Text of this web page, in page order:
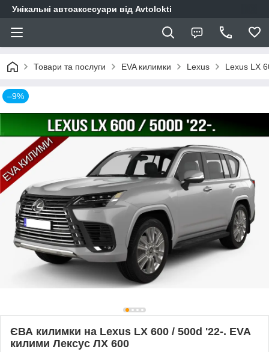
Унікальні автоаксесуари від Avtolokti
Товари та послуги EVA килимки Lexus Lexus LX
–9%
ЄВА килимки на Lexus LX 600 / 500d '22-. EVA
килими Лексус ЛХ 600